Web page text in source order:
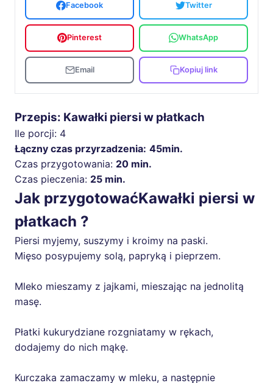
Facebook Twitter
Pinterest WhatsApp
Email Kopiuj link
Przepis: Kawałki piersi w płatkach
Ile porcji: 4
Łączny czas przyrzadzenia: 45min.
Czas przygotowania: 20 min.
Czas pieczenia: 25 min.
Jak przygotowaćKawałki piersi w
płatkach ?
Piersi myjemy, suszymy i kroimy na paski.
Mięso posypujemy solą, papryką i pieprzem.
Mleko mieszamy z jajkami, mieszając na jednolitą
masę.
Płatki kukurydziane rozgniatamy w rękach,
dodajemy do nich mąkę.
Kurczaka zamaczamy w mleku, a następnie